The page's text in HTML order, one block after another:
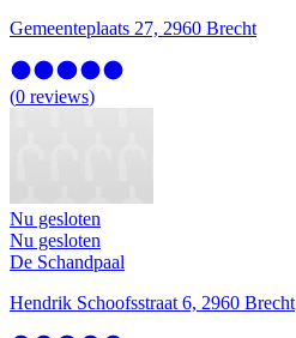
Gemeenteplaats 27, 2960 Brecht
(0 reviews)
Nu gesloten
Nu gesloten
De Schandpaal
Hendrik Schoofsstraat 6, 2960 Brecht